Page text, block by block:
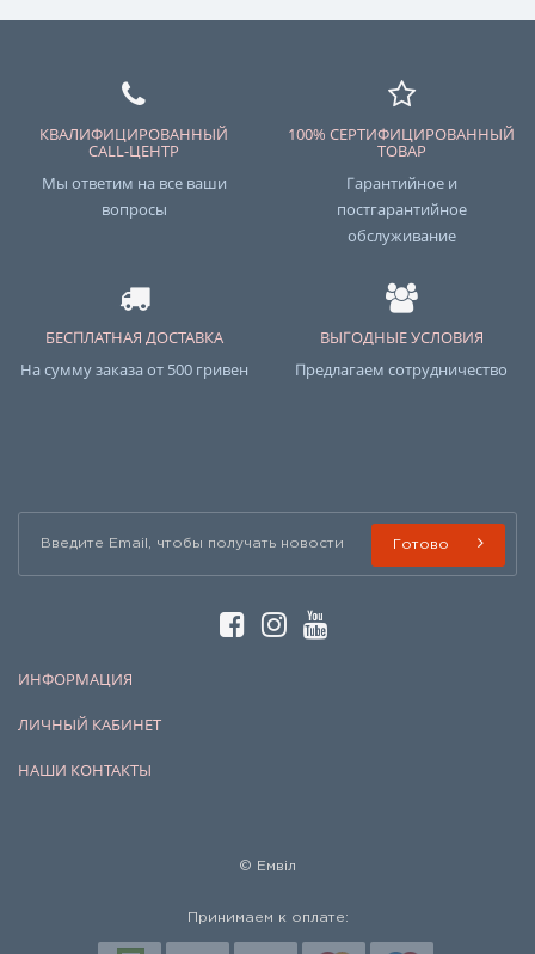
КВАЛИФИЦИРОВАННЫЙ
CALL-ЦЕНТР
Мы ответим на все ваши
вопросы
100% СЕРТИФИЦИРОВАННЫЙ
ТОВАР
Гарантийное и
постгарантийное
обслуживание
БЕСПЛАТНАЯ ДОСТАВКА
На сумму заказа от 500 гривен
ВЫГОДНЫЕ УСЛОВИЯ
Предлагаем сотрудничество
Готово
ИНФОРМАЦИЯ
ЛИЧНЫЙ КАБИНЕТ
НАШИ КОНТАКТЫ
© Емвіл
Принимаем к оплате: